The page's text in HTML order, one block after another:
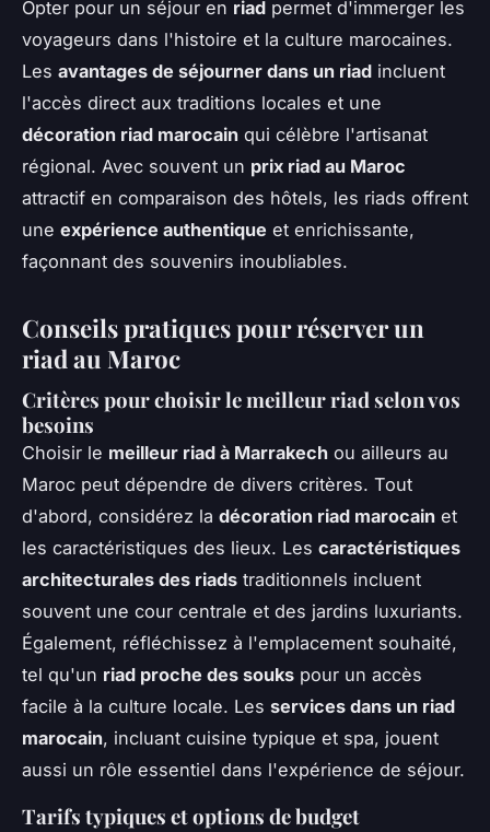
Opter pour un séjour en riad permet d'immerger les
voyageurs dans l'histoire et la culture marocaines.
Les avantages de séjourner dans un riad incluent
l'accès direct aux traditions locales et une
décoration riad marocain qui célèbre l'artisanat
régional. Avec souvent un prix riad au Maroc
attractif en comparaison des hôtels, les riads offrent
une expérience authentique et enrichissante,
façonnant des souvenirs inoubliables.
Conseils pratiques pour réserver un
riad au Maroc
Critères pour choisir le meilleur riad selon vos
besoins
Choisir le meilleur riad à Marrakech ou ailleurs au
Maroc peut dépendre de divers critères. Tout
d'abord, considérez la décoration riad marocain et
les caractéristiques des lieux. Les caractéristiques
architecturales des riads traditionnels incluent
souvent une cour centrale et des jardins luxuriants.
Également, réfléchissez à l'emplacement souhaité,
tel qu'un riad proche des souks pour un accès
facile à la culture locale. Les services dans un riad
marocain, incluant cuisine typique et spa, jouent
aussi un rôle essentiel dans l'expérience de séjour.
Tarifs typiques et options de budget